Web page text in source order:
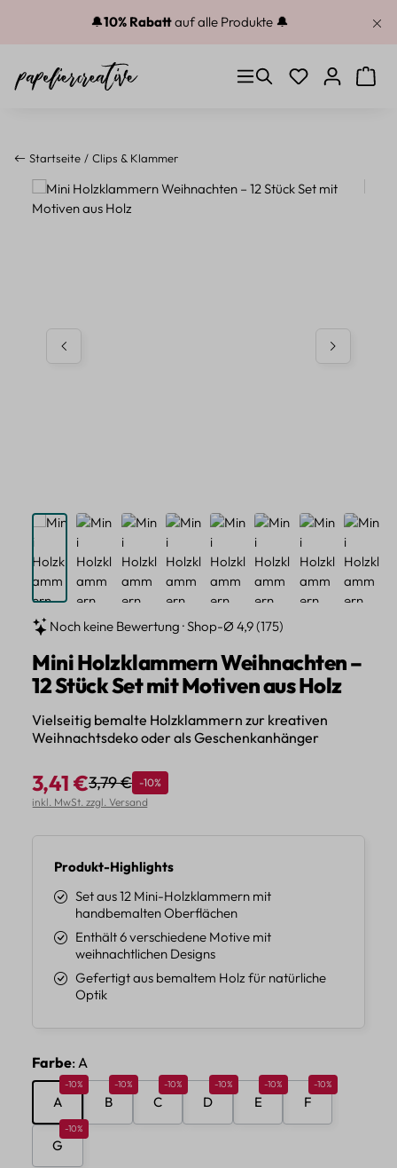
Zum Hauptinhalt springen
🔔10% Rabattauf alle Produkte 🔔
Du hast 0
Startseite Clips & Klammer
Bildergalerie überspringen
Noch keine Bewertung · Shop-Ø 4,9 (175)
Mini Holzklammern Weihnachten –
12 Stück Set mit Motiven aus Holz
Vielseitig bemalte Holzklammern zur kreativen
Weihnachtsdeko oder als Geschenkanhänger
Verkaufspreis:
3,41 €Regulärer Preis:
3,79 € Rabatt
-10%
inkl. MwSt. zzgl. Versand
Produkt-Highlights
Set aus 12 Mini-Holzklammern mit
handbemalten Oberflächen
Enthält 6 verschiedene Motive mit
weihnachtlichen Designs
Gefertigt aus bemaltem Holz für natürliche
Optik
Farbeauswählen
: A
A
Rabatt 10%
-10%
B
Rabatt 10%
-10%
C
Rabatt 10%
-10%
D
Rabatt 10%
-10%
E
Rabatt 10%
-10%
F
Rabatt 10%
-10%
G
Rabatt 10%
-10%